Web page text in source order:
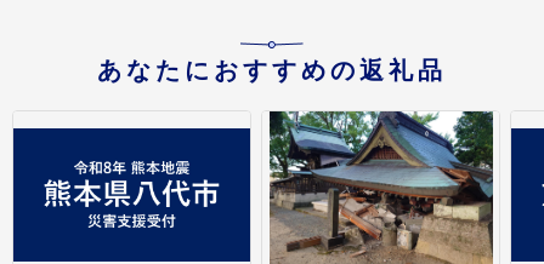
あなたにおすすめの返礼品